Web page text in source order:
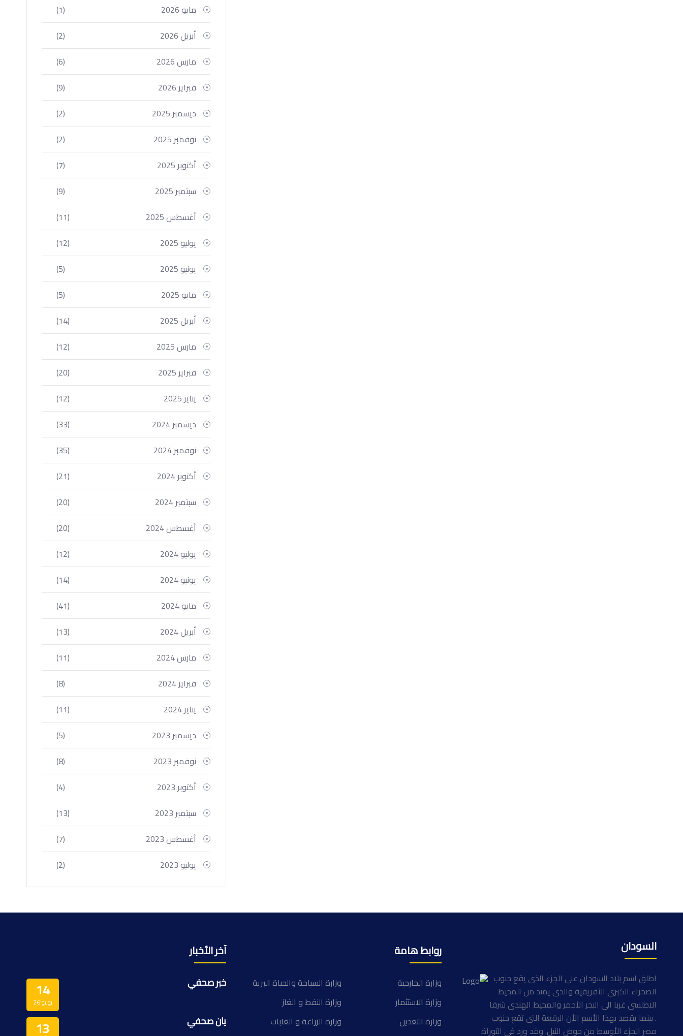
مايو 2026
(1)
أبريل 2026
(2)
مارس 2026
(6)
فبراير 2026
(9)
ديسمبر 2025
(2)
نوفمبر 2025
(2)
أكتوبر 2025
(7)
سبتمبر 2025
(9)
أغسطس 2025
(11)
يوليو 2025
(12)
يونيو 2025
(5)
مايو 2025
(5)
أبريل 2025
(14)
مارس 2025
(12)
فبراير 2025
(20)
يناير 2025
(12)
ديسمبر 2024
(33)
نوفمبر 2024
(35)
أكتوبر 2024
(21)
سبتمبر 2024
(20)
أغسطس 2024
(20)
يوليو 2024
(12)
يونيو 2024
(14)
مايو 2024
(41)
أبريل 2024
(13)
مارس 2024
(11)
فبراير 2024
(8)
يناير 2024
(11)
ديسمبر 2023
(5)
نوفمبر 2023
(8)
أكتوبر 2023
(4)
سبتمبر 2023
(13)
أغسطس 2023
(7)
يوليو 2023
(2)
السودان
اطلق اسم بلاد السودان على الجزء الذى يقع جنوب
الصحراء الكبرى الأفريقية والذى يمتد من المحيط
الاطلسى غربا الى البحر الأحمر والمحيط الهندى شرقا
. بينما يقصد بهذا الأسم الأن الرقعة التى تقع جنوب
مصر الجزء الأوسط من حوض النيل. وقد ورد فى التوراة
روابط هامة
وزارة الخارجية
وزارة السياحة والحياة البرية
وزارة الاستثمار
وزارة النفط و الغاز
وزارة التعدين
وزارة الزراعة و الغابات
آخر الأخبار
14
يوليو’26
خبر صحفي
13 يان صحفي